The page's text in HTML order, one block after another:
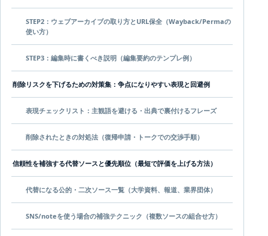
STEP2：ウェブアーカイブの取り方とURL保全（Wayback/Permaの
使い方）
STEP3：編集時に書くべき説明（編集要約のテンプレ例）
削除リスクを下げるための対策集：争点になりやすい表現と回避例
表現チェックリスト：主観語を避ける・出典で裏付けるフレーズ
削除されたときの対処法（復帰申請・トークでの交渉手順）
信頼性を補強する代替ソースと優先順位（最短で評価を上げる方法）
代替になる公的・二次ソース一覧（大学資料、報道、業界団体）
SNS/noteを使う場合の補強テクニック（複数ソースの組合せ方）